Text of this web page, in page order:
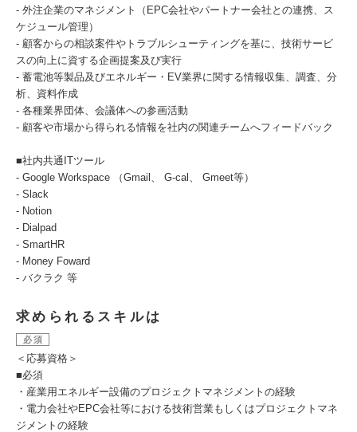
- 外注企業のマネジメント（EPC会社やパートナー会社との連携、ス
ケジュール管理）
- 顧客からの相談案件やトラブルシューティングを基に、技術サービ
スの向上に資する企画提案及び実行
- 蓄電池等製品及びエネルギー・EV業界に関する情報収集、調査、分
析、資料作成
- 各種業界団体、会議体への参画活動
- 顧客や市場から得られる情報を社内の関連チームへフィードバック
■社内共通ITツール
- Google Workspace （Gmail、 G-cal、 Gmeet等）
- Slack
- Notion
- Dialpad
- SmartHR
- Money Foward
- バクラク 等
求められるスキルは
必須
＜応募資格＞
■必須
・産業用エネルギー設備のプロジェクトマネジメントの経験
・電力会社やEPC会社等における技術営業もしくはプロジェクトマネ
ジメントの経験